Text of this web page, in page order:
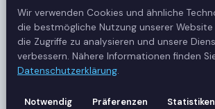
42
Sessions
Wir verwenden Cookies und ähnliche
die bestmögliche Nutzung unserer
die Zugriffe zu analysieren und unsere
verbessern. Nähere Informationen finden
Datenschutzerklärung.
Notwendig Präferenzen Statistiken